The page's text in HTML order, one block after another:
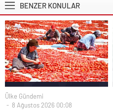
BENZER KONULAR
Ülke Gündemi
8 Ağustos 2026 00:08